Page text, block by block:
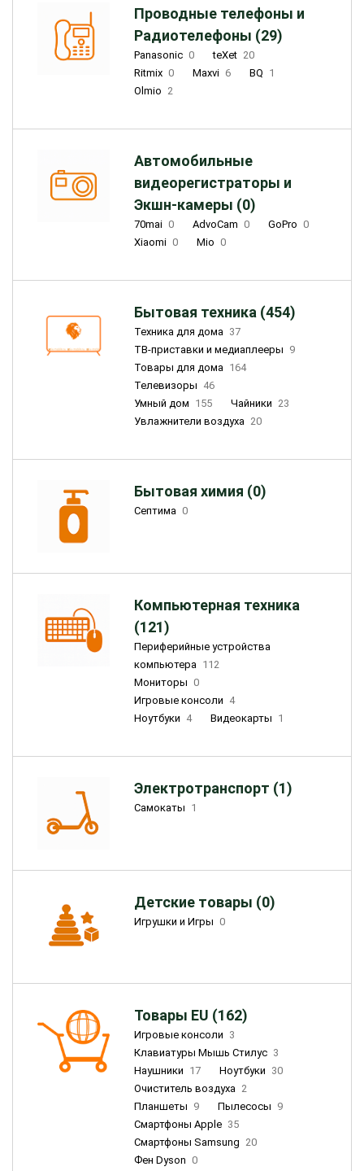
Проводные телефоны и
Радиотелефоны (29)
Panasonic 0 teXet 20
Ritmix 0 Maxvi 6 BQ 1
Olmio 2
Автомобильные
видеорегистраторы и
Экшн-камеры (0)
70mai 0 AdvoCam 0 GoPro 0
Xiaomi 0 Mio 0
Бытовая техника (454)
Техника для дома 37
ТВ-приставки и медиаплееры 9
Товары для дома 164
Телевизоры 46
Умный дом 155 Чайники 23
Увлажнители воздуха 20
Бытовая химия (0)
Септима 0
Компьютерная техника
(121)
Периферийные устройства
компьютера 112
Мониторы 0
Игровые консоли 4
Ноутбуки 4 Видеокарты 1
Электротранспорт (1)
Самокаты 1
Детские товары (0)
Игрушки и Игры 0
Товары EU (162)
Игровые консоли 3
Клавиатуры Мышь Стилус 3
Наушники 17 Ноутбуки 30
Очиститель воздуха 2
Планшеты 9 Пылесосы 9
Смартфоны Apple 35
Смартфоны Samsung 20
Фен Dyson 0